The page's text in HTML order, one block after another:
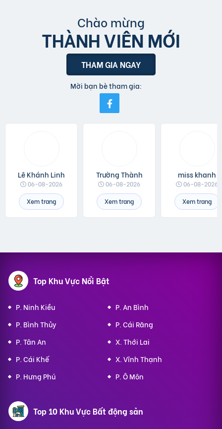
Chào mừng
THÀNH VIÊN MỚI
THAM GIA NGAY
Mời bạn bè tham gia:
Lê Khánh Linh
06-08-2026
Xem trang
Trường Thành
06-08-2026
Xem trang
miss khanh
06-08-2026
Xem trang
Top Khu Vực Nổi Bật
P. Ninh Kiều
P. An Bình
P. Bình Thủy
P. Cái Răng
P. Tân An
X. Thới Lai
P. Cái Khế
X. Vĩnh Thạnh
P. Hưng Phú
P. Ô Môn
Top 10 Khu Vực Bất động sản